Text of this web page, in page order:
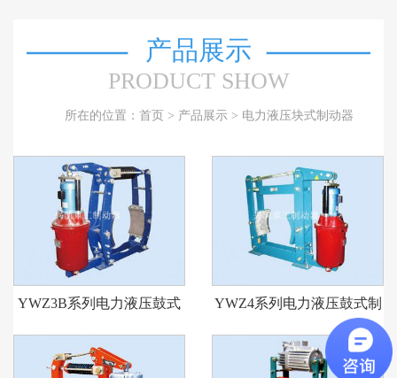
产品展示
PRODUCT SHOW
所在的位置： 首页> 产品展示> 电力液压块式制动器
YWZ3B系列电力液压鼓式
制动器
YWZ4系列电力液压鼓式制
动器